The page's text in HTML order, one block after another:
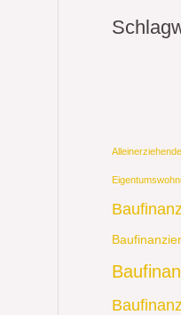
Alleinerziehende